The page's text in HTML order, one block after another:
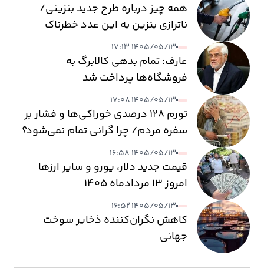
همه چیز درباره طرح جدید بنزینی/
ناترازی بنزین به این عدد خطرناک
می‌رسد
۱۴۰۵/۰۵/۱۳ ۱۷:۱۳
عارف: تمام بدهی کالابرگ به
فروشگاه‌ها پرداخت شد
۱۴۰۵/۰۵/۱۳ ۱۷:۰۸
تورم ۱۲۸ درصدی خوراکی‌ها و فشار بر
سفره مردم/ چرا گرانی تمام نمی‌شود؟
۱۴۰۵/۰۵/۱۳ ۱۶:۵۸
قیمت جدید دلار، یورو و سایر ارزها
امروز ۱۳ مردادماه ۱۴۰۵
۱۴۰۵/۰۵/۱۳ ۱۶:۵۲
کاهش نگران‌کننده ذخایر سوخت
جهانی